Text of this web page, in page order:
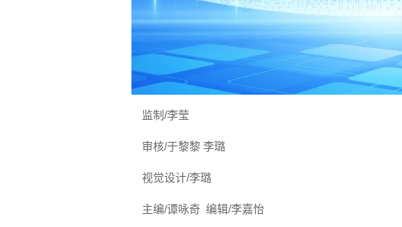
监制/李莹
审核/于黎黎 李璐
视觉设计/李璐
主编/谭咏奇 编辑/李嘉怡